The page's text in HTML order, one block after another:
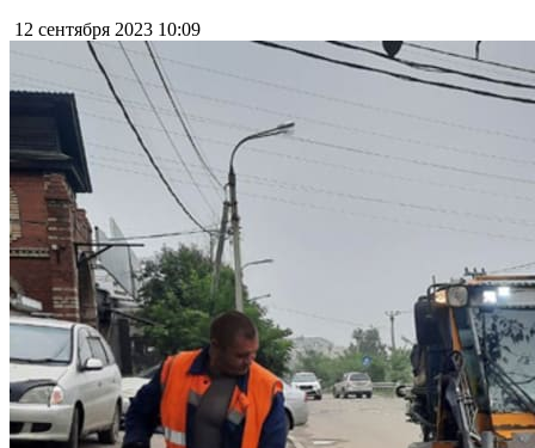
12 сентября 2023 10:09